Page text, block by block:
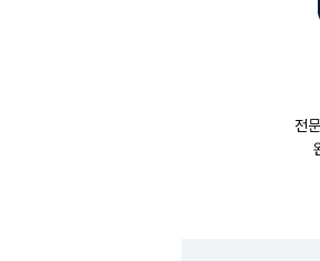
전